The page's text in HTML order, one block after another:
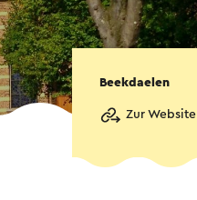
Beekdaelen
Zur Website